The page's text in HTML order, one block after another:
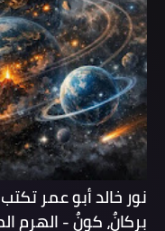
نور خالد أبو عمر
بركانٌ، كونٌ - الهرم